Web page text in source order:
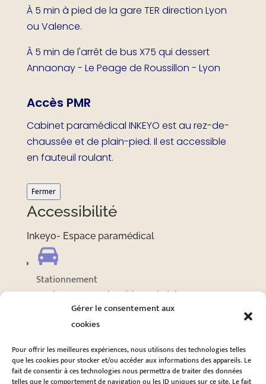
Gérer le consentement aux
cookies
Pour offrir les meilleures expériences, nous utilisons des technologies telles
que les cookies pour stocker et/ou accéder aux informations des appareils. Le
fait de consentir à ces technologies nous permettra de traiter des données
telles que le comportement de navigation ou les ID uniques sur ce site. Le fait
À 5 min à pied de la gare TER direction Lyon
ou Valence.
À 5 min de l'arrêt de bus X75 qui dessert
Annaonay - Le Peage de Roussillon - Lyon
Accès PMR
Cabinet paramédical INKEYO est au rez-de-
chaussée et de plain-pied. Il est accessible
en fauteuil roulant.
Fermer
Accessibilité
Inkeyo- Espace paramédical
Stationnement
Stationnement adapté à proximité
Accessibilité